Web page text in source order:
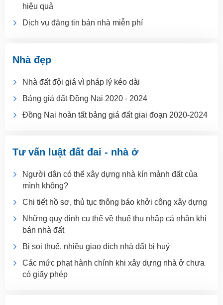
hiệu quả
Dịch vụ đăng tin bán nhà miễn phí
Nhà đẹp
Nhà đất đội giá vì pháp lý kéo dài
Bảng giá đất Đồng Nai 2020 - 2024
Đồng Nai hoàn tất bảng giá đất giai đoạn 2020-2024
Tư vấn luật đất đai - nhà ở
Người dân có thể xây dựng nhà kín mảnh đất của
mình không?
Chi tiết hồ sơ, thủ tục thông báo khởi công xây dựng
Những quy định cụ thể về thuế thu nhập cá nhân khi
bán nhà đất
Bị soi thuế, nhiều giao dịch nhà đất bị huỷ
Các mức phạt hành chính khi xây dựng nhà ở chưa
có giấy phép